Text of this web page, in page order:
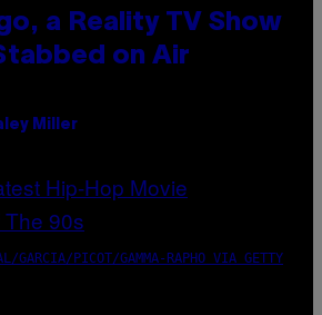
a Reality TV Show
on Air
Miller
GARCIA/PICOT/GAMMA-RAPHO VIA GETTY